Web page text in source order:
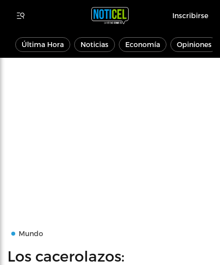
Inscribirse
Última Hora Noticias Economía Opiniones
Mundo
Los cacerolazos: